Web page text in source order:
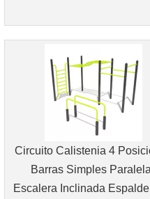
Circuito Calistenia 4
Barras Simples
Escalera Inclinada